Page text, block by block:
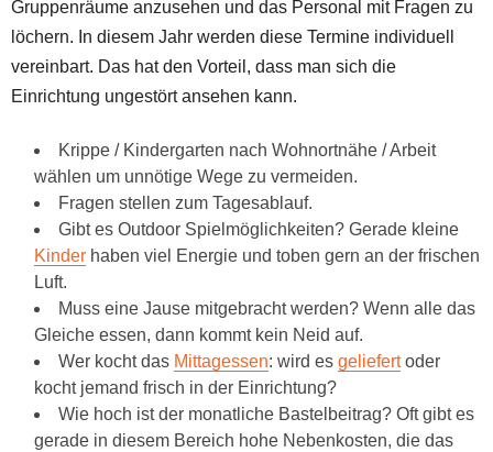
Gruppenräume anzusehen und das Personal mit Fragen zu
löchern. In diesem Jahr werden diese Termine individuell
vereinbart. Das hat den Vorteil, dass man sich die
Einrichtung ungestört ansehen kann.
Krippe / Kindergarten nach Wohnortnähe / Arbeit
wählen um unnötige Wege zu vermeiden.
Fragen stellen zum Tagesablauf.
Gibt es Outdoor Spielmöglichkeiten? Gerade kleine
Kinder haben viel Energie und toben gern an der frischen
Luft.
Muss eine Jause mitgebracht werden? Wenn alle das
Gleiche essen, dann kommt kein Neid auf.
Wer kocht das Mittagessen: wird es geliefertoder
kocht jemand frisch in der Einrichtung?
Wie hoch ist der monatliche Bastelbeitrag? Oft gibt es
gerade in diesem Bereich hohe Nebenkosten, die das